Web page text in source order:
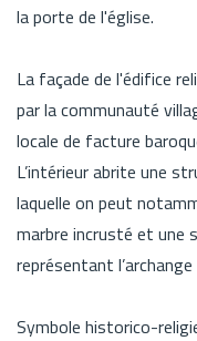
la porte de l'église.
La façade de l'édifice
par la communauté
locale de facture
L’intérieur abrite une
laquelle on peut
marbre incrusté et une
représentant l’archange
Symbole historico-